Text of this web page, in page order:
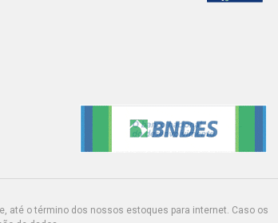
até o término dos nossos estoques para internet. Caso os